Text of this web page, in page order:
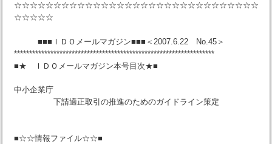
☆☆☆☆☆☆☆☆☆☆☆☆☆☆☆☆☆☆☆☆☆☆☆☆☆☆☆☆☆☆☆
☆☆☆☆☆
■■■ＩＤＯメールマガジン■■■＜2007.6.22 No.45＞
******************************************************************
■★ ＩＤＯメールマガジン本号目次★■
中小企業庁
下請適正取引の推進のためのガイドライン策定
■☆☆情報ファイル☆☆■